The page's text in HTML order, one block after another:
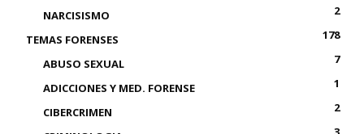
NARCISISMO
2
TEMAS FORENSES
178
ABUSO SEXUAL
7
ADICCIONES Y MED. FORENSE
1
CIBERCRIMEN
2